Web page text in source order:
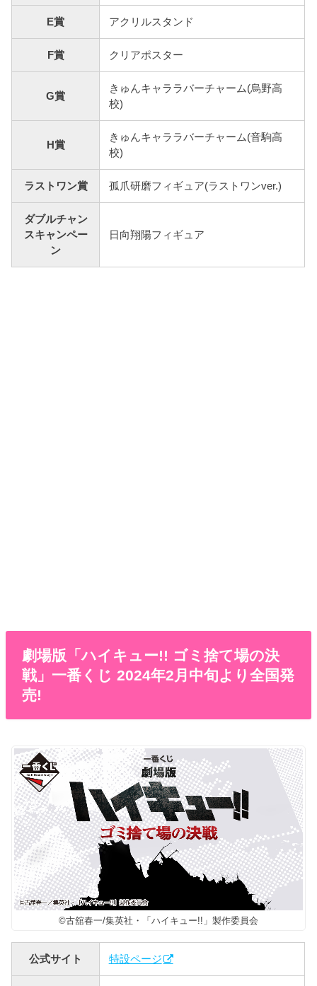
E賞 アクリルスタンド
F賞 クリアポスター
G賞
きゅんキャララバーチャーム(烏野高
校)
H賞
きゅんキャララバーチャーム(音駒高
校)
ラストワン賞 孤爪研磨フィギュア(ラストワンver.)
ダブルチャン
スキャンペー
ン
日向翔陽フィギュア
劇場版「ハイキュー!! ゴミ捨て場の決
戦」一番くじ 2024年2月中旬より全国発
売!
©古舘春一/集英社・「ハイキュー!!」製作委員会
公式サイト 特設ページ